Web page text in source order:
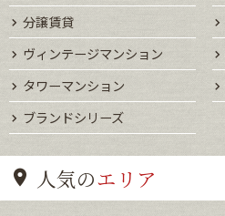
分譲賃貸
ヴィンテージマンション
タワーマンション
ブランドシリーズ
人気のエリア